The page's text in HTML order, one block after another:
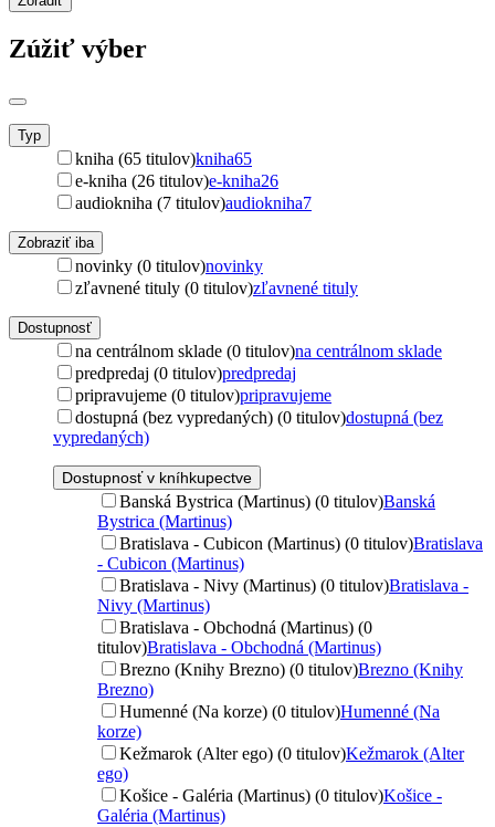
Zúžiť výber
Typ
kniha (65 titulov)kniha65
e-kniha (26 titulov)e-kniha26
audiokniha (7 titulov)audiokniha7
Zobraziť iba
novinky (0 titulov)novinky
zľavnené tituly (0 titulov)zľavnené tituly
Dostupnosť
na centrálnom sklade (0 titulov)na centrálnom sklade
predpredaj (0 titulov)predpredaj
pripravujeme (0 titulov)pripravujeme
dostupná (bez vypredaných) (0 titulov)dostupná (bez
vypredaných)
Dostupnosť v kníhkupectve
Banská Bystrica (Martinus) (0 titulov)Banská
Bystrica (Martinus)
Bratislava - Cubicon (Martinus) (0 titulov)Bratislava
- Cubicon (Martinus)
Bratislava - Nivy (Martinus) (0 titulov)Bratislava -
Nivy (Martinus)
Bratislava - Obchodná (Martinus) (0
titulov)Bratislava - Obchodná (Martinus)
Brezno (Knihy Brezno) (0 titulov)Brezno (Knihy
Brezno)
Humenné (Na korze) (0 titulov)Humenné (Na
korze)
Kežmarok (Alter ego) (0 titulov)Kežmarok (Alter
ego)
Košice - Galéria (Martinus) (0 titulov)Košice -
Galéria (Martinus)